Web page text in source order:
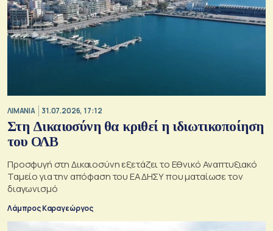
ΛΙΜΑΝΙΑ 31.07.2026, 17:12
Στη Δικαιοσύνη θα κριθεί η ιδιωτικοποίηση
του ΟΛΒ
Προσφυγή στη Δικαιοσύνη εξετάζει το Εθνικό Αναπτυξιακό
Ταμείο για την απόφαση του ΕΑΔΗΣΥ που ματαίωσε τον
διαγωνισμό
Λάμπρος Καραγεώργος